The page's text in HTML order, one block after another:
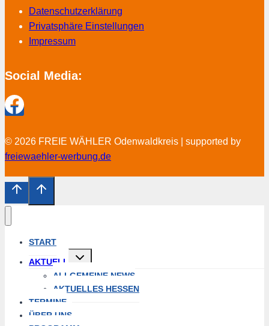
Datenschutzerklärung
Privatsphäre Einstellungen
Impressum
Social Media:
© 2026 FREIE WÄHLER Odenwaldkreis | supported by
freiewaehler-werbung.de
START
AKTUELL
Untermenü
öffnen
ALLGEMEINE NEWS
AKTUELLES HESSEN
TERMINE
ÜBER UNS